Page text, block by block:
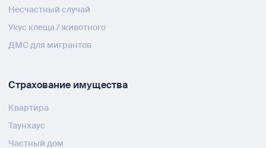
Несчастный случай
Укус клеща / животного
ДМС для мигрантов
Страхование имущества
Квартира
Таунхаус
Частный дом